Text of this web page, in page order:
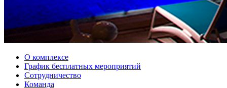
О комплексе
График бесплатных мероприятий
Сотрудничество
Команда